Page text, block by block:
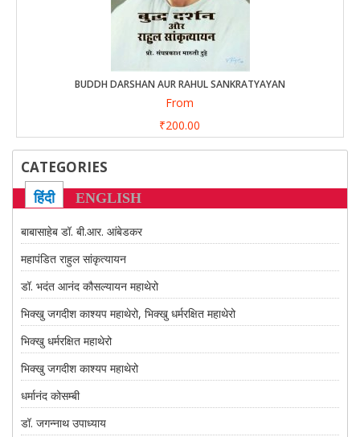
BUDDH DARSHAN AUR RAHUL SANKRATYAYAN
From
₹200.00
CATEGORIES
हिंदी ENGLISH
बाबासाहेब डॉ. बी.आर. आंबेडकर
महापंडित राहुल सांकृत्यायन
डॉ. भदंत आनंद कौसल्यायन महाथेरो
भिक्खु जगदीश काश्यप महाथेरो, भिक्खु धर्मरक्षित महाथेरो
भिक्खु धर्मरक्षित महाथेरो
भिक्खु जगदीश काश्यप महाथेरो
धर्मानंद कोसम्बी
डॉ. जगन्नाथ उपाध्याय